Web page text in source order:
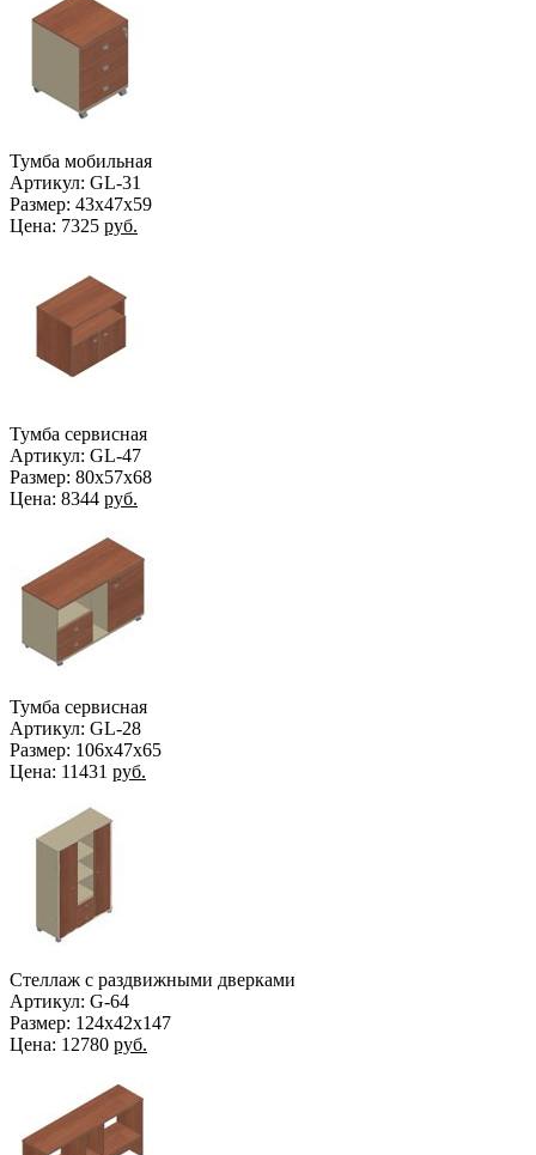
Тумба мобильная
Артикул: GL-31
Размер: 43х47х59
Цена: 7325 руб.
Тумба сервисная
Артикул: GL-47
Размер: 80х57х68
Цена: 8344 руб.
Тумба сервисная
Артикул: GL-28
Размер: 106x47x65
Цена: 11431 руб.
Стеллаж с раздвижными дверками
Артикул: G-64
Размер: 124x42x147
Цена: 12780 руб.